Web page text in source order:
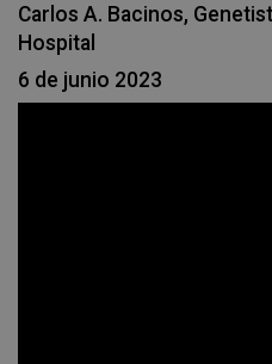
Carlos A. Bacinos,
Hospital
6 de junio 2023